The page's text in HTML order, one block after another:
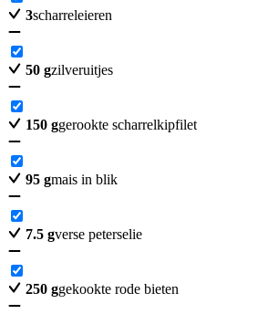
3scharreleieren
50 gzilveruitjes
150 ggerookte scharrelkipfilet
95 gmais in blik
7.5 gverse peterselie
250 ggekookte rode bieten